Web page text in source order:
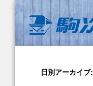
日別アーカイブ: